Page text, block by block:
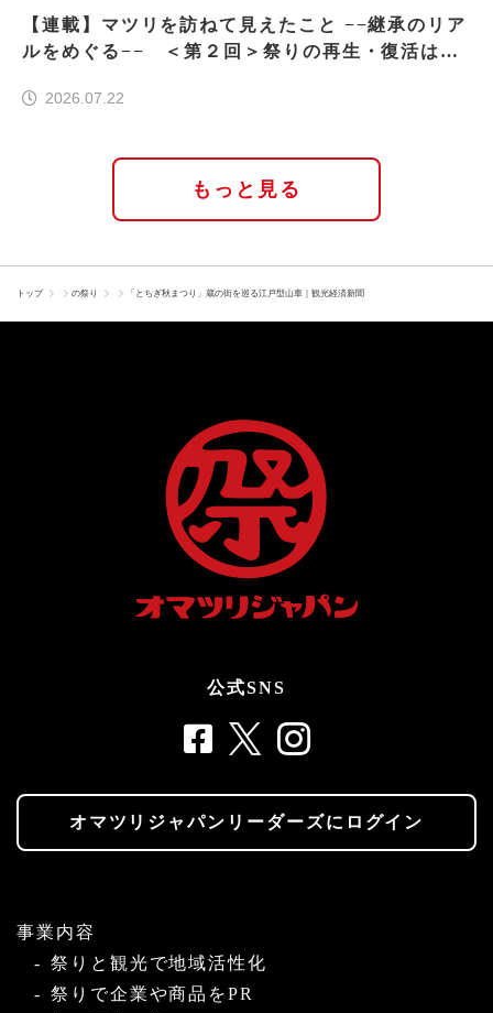
【連載】マツリを訪ねて見えたこと −−継承のリア
ルをめぐる−− ＜第２回＞祭りの再生・復活はな
2026.07.22
もっと見る
トップ の祭り 「とちぎ秋まつり」蔵の街を巡る江戸型山車｜観光経済新聞
公式SNS
オマツリジャパンリーダーズにログイン
事業内容
祭りと観光で地域活性化
祭りで企業や商品をPR